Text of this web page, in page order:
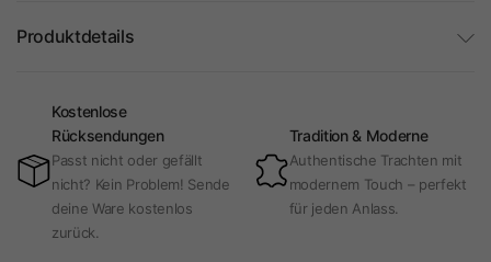
Produktdetails
Kostenlose
Rücksendungen
Passt nicht oder gefällt
nicht? Kein Problem! Sende
deine Ware kostenlos
zurück.
Tradition & Moderne
Authentische Trachten mit
modernem Touch – perfekt
für jeden Anlass.